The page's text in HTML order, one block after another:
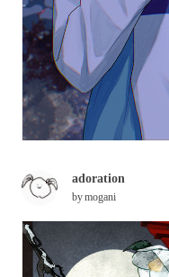
adoration
bymogani